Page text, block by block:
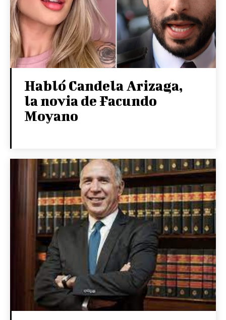
Habló Candela Arizaga,
la novia de Facundo
Moyano